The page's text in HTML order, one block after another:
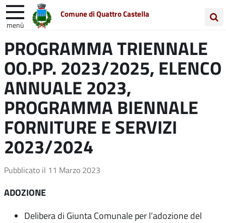
Comune di Quattro Castella
menù
nel
sito
Entra in Comune Vivi Quattro Castella
Unione Colline Matildiche
PROGRAMMA TRIENNALE
OO.PP. 2023/2025, ELENCO
ANNUALE 2023,
PROGRAMMA BIENNALE
FORNITURE E SERVIZI
2023/2024
Pubblicato il 11 Marzo 2023
ADOZIONE
Delibera di Giunta Comunale per l’adozione del